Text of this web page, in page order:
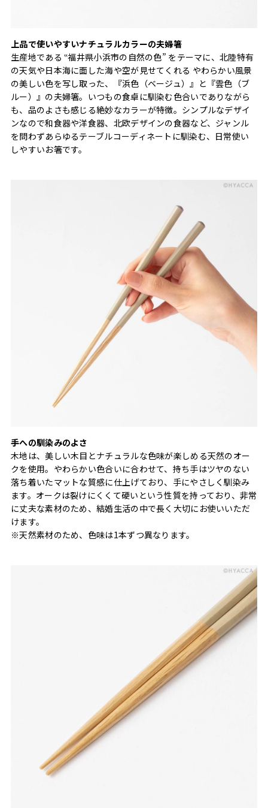
上品で使いやすいナチュラルカラーの夫婦箸
生産地である ‟福井県小浜市の自然の色” をテーマに、北陸特有
の天気や日本海に面した海や空が見せてくれる やわらかい風景
の美しい色を写し取った、『浜色（ベージュ）』と『雲色（ブ
ルー）』の夫婦箸。いつもの食卓に馴染む色合いでありながら
も、品のよさも感じる絶妙なカラーが特徴。シンプルなデザイ
ンなので和食器や洋食器、北欧デザインの食器など、ジャンル
を問わずあらゆるテーブルコーディネートに馴染む、日常使い
しやすいお箸です。
手への馴染みのよさ
木地は、美しい木目とナチュラルな色味が楽しめる天然のオー
クを使用。やわらかい色合いに合わせて、持ち手はツヤのない
落ち着いたマットな質感に仕上げており、手にやさしく馴染み
ます。オークは裂けにくくて硬いという性質を持っており、非常
に丈夫な素材のため、結婚生活の中で長く大切にお使いいただ
けます。
※天然素材のため、色味は1本ずつ異なります。